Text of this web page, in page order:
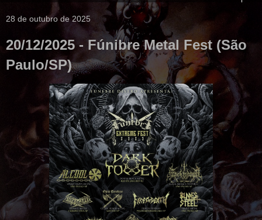
28 de outubro de 2025
20/12/2025 - Fúnibre Metal Fest (São
Paulo/SP)